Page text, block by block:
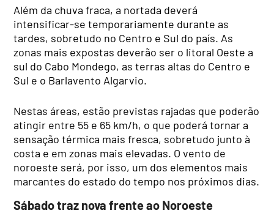
Além da chuva fraca, a nortada deverá
intensificar-se temporariamente durante as
tardes, sobretudo no Centro e Sul do país. As
zonas mais expostas deverão ser o litoral Oeste a
sul do Cabo Mondego, as terras altas do Centro e
Sul e o Barlavento Algarvio.
Nestas áreas, estão previstas rajadas que poderão
atingir entre 55 e 65 km/h, o que poderá tornar a
sensação térmica mais fresca, sobretudo junto à
costa e em zonas mais elevadas. O vento de
noroeste será, por isso, um dos elementos mais
marcantes do estado do tempo nos próximos dias.
Sábado traz nova frente ao Noroeste